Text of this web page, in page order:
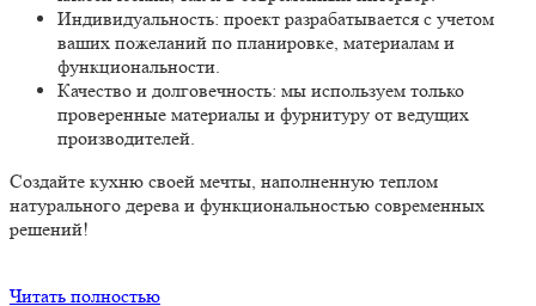
Индивидуальность: проект разрабатывается с учетом
ваших пожеланий по планировке, материалам и
функциональности.
Качество и долговечность: мы используем только
проверенные материалы и фурнитуру от ведущих
производителей.
Создайте кухню своей мечты, наполненную теплом
натурального дерева и функциональностью современных
решений!
Читать полностью